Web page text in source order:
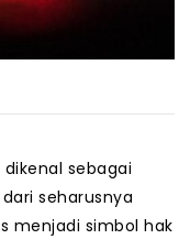
sebagai
seharusnya
menjadi simbol hak